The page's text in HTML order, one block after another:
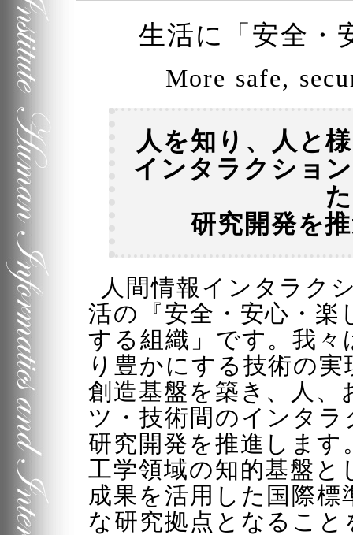
生活に
安全・
More safe,
人を知り、人と
インタラクショ
た
研究開発を
人間情報インタラク
活の
安全・安心・楽
する組織
です。我々
り豊かにする技術の
創造基盤を築き、人
ツ・技術間のインタ
研究開発を推進しま
工学領域の知的基盤
成果を活用した国際
な研究拠点となるこ